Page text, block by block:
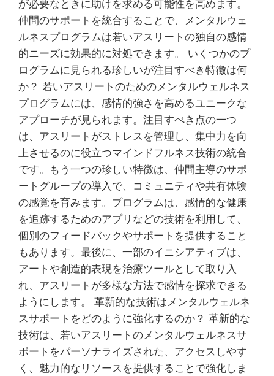
が必要なときに助けを求める可能性を高めます。
仲間のサポートを統合することで、メンタルウェ
ルネスプログラムは若いアスリートの独自の感情
的ニーズに効果的に対処できます。 いくつかのプ
ログラムに見られる珍しいが注目すべき特徴は何
か？ 若いアスリートのためのメンタルウェルネス
プログラムには、感情的強さを高めるユニークな
アプローチが見られます。注目すべき点の一つ
は、アスリートがストレスを管理し、集中力を向
上させるのに役立つマインドフルネス技術の統合
です。もう一つの珍しい特徴は、仲間主導のサポ
ートグループの導入で、コミュニティや共有体験
の感覚を育みます。プログラムは、感情的な健康
を追跡するためのアプリなどの技術を利用して、
個別のフィードバックやサポートを提供すること
もあります。最後に、一部のイニシアティブは、
アートや創造的表現を治療ツールとして取り入
れ、アスリートが多様な方法で感情を探求できる
ようにします。 革新的な技術はメンタルウェルネ
スサポートをどのように強化するのか？ 革新的な
技術は、若いアスリートのメンタルウェルネスサ
ポートをパーソナライズされた、アクセスしやす
く、魅力的なリソースを提供することで強化しま